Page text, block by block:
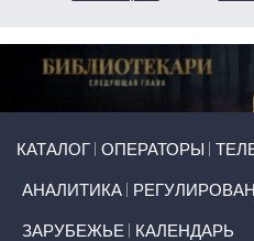
КАТАЛОГ ОПЕРАТОРЫ
АНАЛИТИКА
ЗАРУБЕЖЬЕ КАЛЕНДАРЬ